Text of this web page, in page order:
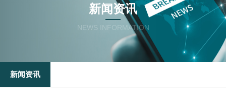
新闻资讯
NEWS INFORMATION
新闻资讯